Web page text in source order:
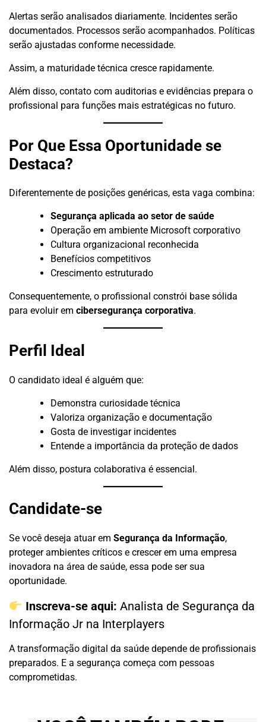
Alertas serão analisados diariamente. Incidentes serão
documentados. Processos serão acompanhados. Políticas
serão ajustadas conforme necessidade.
Assim, a maturidade técnica cresce rapidamente.
Além disso, contato com auditorias e evidências prepara o
profissional para funções mais estratégicas no futuro.
Por Que Essa Oportunidade se
Destaca?
Diferentemente de posições genéricas, esta vaga combina:
Segurança aplicada ao setor de saúde
Operação em ambiente Microsoft corporativo
Cultura organizacional reconhecida
Benefícios competitivos
Crescimento estruturado
Consequentemente, o profissional constrói base sólida
para evoluir em cibersegurança corporativa.
Perfil Ideal
O candidato ideal é alguém que:
Demonstra curiosidade técnica
Valoriza organização e documentação
Gosta de investigar incidentes
Entende a importância da proteção de dados
Além disso, postura colaborativa é essencial.
Candidate-se
Se você deseja atuar em Segurança da Informação,
proteger ambientes críticos e crescer em uma empresa
inovadora na área de saúde, essa pode ser sua
oportunidade.
Inscreva-se aqui: Analista de Segurança da
Informação Jr na Interplayers
A transformação digital da saúde depende de profissionais
preparados. E a segurança começa com pessoas
comprometidas.